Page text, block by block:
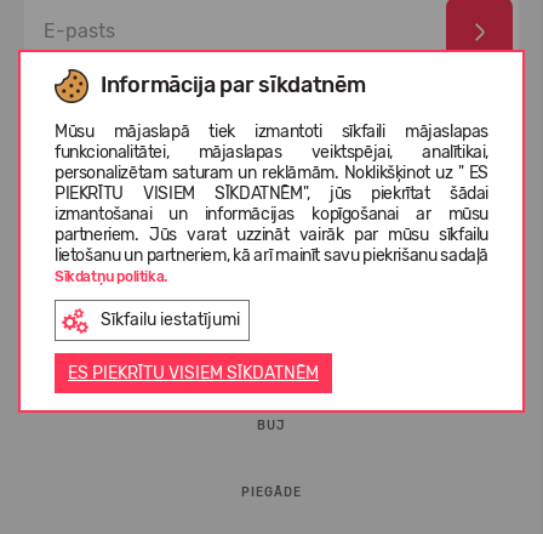
Informācija par sīkdatnēm
Mūsu mājaslapā tiek izmantoti sīkfaili mājaslapas
funkcionalitātei, mājaslapas veiktspējai, analītikai,
personalizētam saturam un reklāmām. Noklikšķinot uz " ES
PIEKRĪTU VISIEM SĪKDATNĒM", jūs piekrītat šādai
izmantošanai un informācijas kopīgošanai ar mūsu
partneriem. Jūs varat uzzināt vairāk par mūsu sīkfailu
lietošanu un partneriem, kā arī mainīt savu piekrišanu sadaļā
Sīkdatņu politika.
Sīkfailu iestatījumi
ES PIEKRĪTU VISIEM SĪKDATNĒM
Esmu izlasījis un piekrītuprivātuma politika
datu aizsardzības noteikumi
BUJ
PIEGĀDE